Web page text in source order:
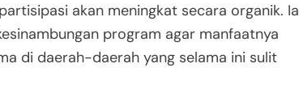
akan meningkat secara organik. Ia
program agar manfaatnya
di daerah-daerah yang selama ini sulit